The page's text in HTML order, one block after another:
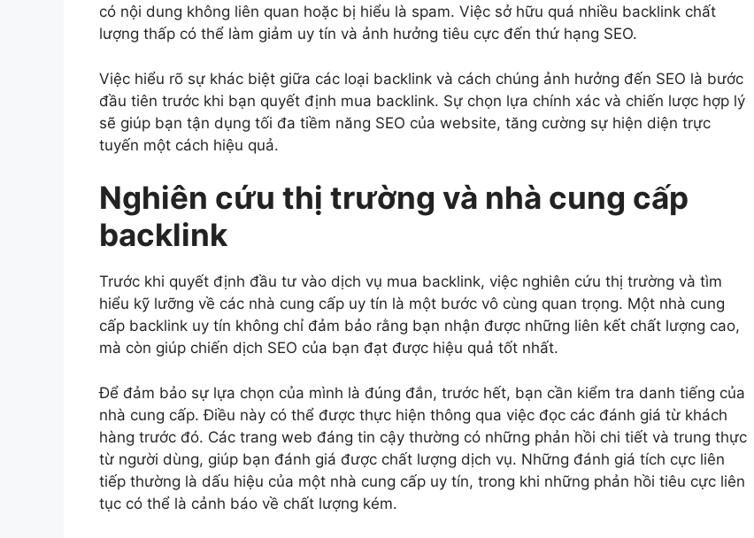
có nội dung không liên quan hoặc bị hiểu là spam. Việc sở hữu quá nhiều backlink chất
lượng thấp có thể làm giảm uy tín và ảnh hưởng tiêu cực đến thứ hạng SEO.
Việc hiểu rõ sự khác biệt giữa các loại backlink và cách chúng ảnh hưởng đến SEO là bước
đầu tiên trước khi bạn quyết định mua backlink. Sự chọn lựa chính xác và chiến lược hợp lý
sẽ giúp bạn tận dụng tối đa tiềm năng SEO của website, tăng cường sự hiện diện trực
tuyến một cách hiệu quả.
Nghiên cứu thị trường và nhà cung cấp
backlink
Trước khi quyết định đầu tư vào dịch vụ mua backlink, việc nghiên cứu thị trường và tìm
hiểu kỹ lưỡng về các nhà cung cấp uy tín là một bước vô cùng quan trọng. Một nhà cung
cấp backlink uy tín không chỉ đảm bảo rằng bạn nhận được những liên kết chất lượng cao,
mà còn giúp chiến dịch SEO của bạn đạt được hiệu quả tốt nhất.
Để đảm bảo sự lựa chọn của mình là đúng đắn, trước hết, bạn cần kiểm tra danh tiếng của
nhà cung cấp. Điều này có thể được thực hiện thông qua việc đọc các đánh giá từ khách
hàng trước đó. Các trang web đáng tin cậy thường có những phản hồi chi tiết và trung thực
từ người dùng, giúp bạn đánh giá được chất lượng dịch vụ. Những đánh giá tích cực liên
tiếp thường là dấu hiệu của một nhà cung cấp uy tín, trong khi những phản hồi tiêu cực liên
tục có thể là cảnh báo về chất lượng kém.